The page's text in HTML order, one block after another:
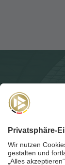
Für die